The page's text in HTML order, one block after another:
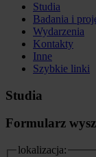
Studia
Badania i
Wydarzenia
Kontakty
Inne
Szybkie linki
Studia
Formularz
lokalizacja: